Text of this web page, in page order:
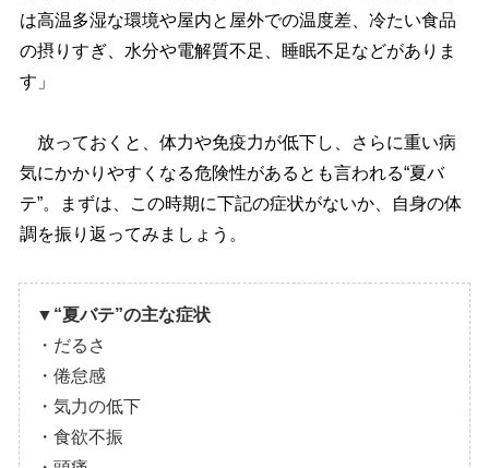
は高温多湿な環境や屋内と屋外での温度差、冷たい食品
の摂りすぎ、水分や電解質不足、睡眠不足などがありま
す」
放っておくと、体力や免疫力が低下し、さらに重い病
気にかかりやすくなる危険性があるとも言われる“夏バ
テ”。まずは、この時期に下記の症状がないか、自身の体
調を振り返ってみましょう。
▼“夏バテ”の主な症状
・だるさ
・倦怠感
・気力の低下
・食欲不振